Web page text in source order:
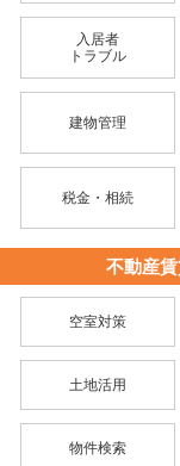
入居者
トラブル
建物管理
税金・相続
不動産
空室対策
土地活用
物件検索